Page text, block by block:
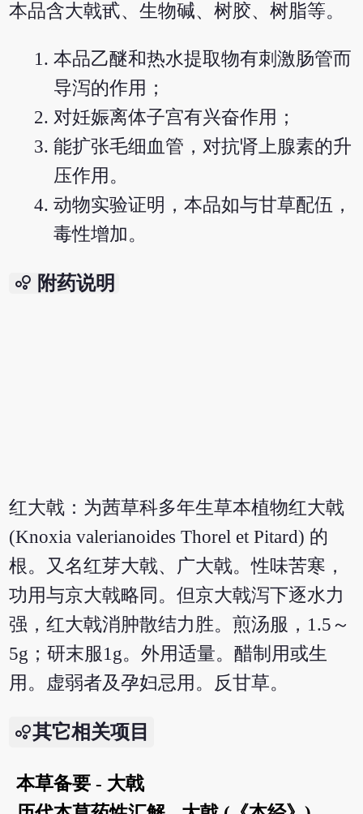
本品含大戟甙、生物碱、树胶、树脂等。
本品乙醚和热水提取物有刺激肠管而
导泻的作用；
对妊娠离体子宫有兴奋作用；
能扩张毛细血管，对抗肾上腺素的升
压作用。
动物实验证明，本品如与甘草配伍，
毒性增加。
bubble_chart 附药说明
红大戟：为茜草科多年生草本植物红大戟
(Knoxia valerianoides Thorel et Pitard) 的
根。又名红芽大戟、广大戟。性味苦寒，
功用与京大戟略同。但京大戟泻下逐水力
强，红大戟消肿散结力胜。煎汤服，1.5～
5g；研末服1g。外用适量。醋制用或生
用。虚弱者及孕妇忌用。反甘草。
其它相关项目
本草备要 - 大戟